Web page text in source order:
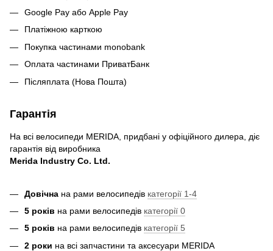
Google Pay або Apple Pay
Платіжною карткою
Покупка частинами monobank
Оплата частинами ПриватБанк
Післяплата (Нова Пошта)
Гарантія
На всі велосипеди MERIDA, придбані у офіційного дилера, діє
гарантія від виробника
Merida Industry Co. Ltd.
Довічна на рами велосипедів категорії 1-4
5 років на рами велосипедів категорії 0
5 років на рами велосипедів категорії 5
2 роки на всі запчастини та аксесуари MERIDA